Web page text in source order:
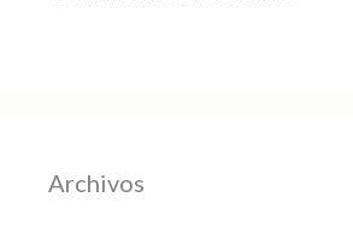
Archivos